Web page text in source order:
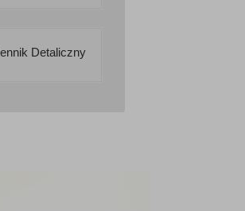
Detaliczny